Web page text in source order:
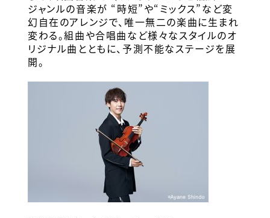
ジャンルの音楽が “時短”や“ミックス”など変
幻自在のアレンジで、唯一無二の楽曲に生まれ
変わる。組曲や合唱曲など様々なスタイルのオ
リジナル曲とともに、予測不能なステージを展
開。